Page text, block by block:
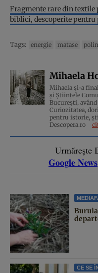
Fragmente rare din
biblici, descoperite
Tags: energie matase
Mihaela
Mihaela și-a
și Științele
București,
Curiozitatea,
pentru istorie,
Descopera.ro
Urmărește
Google News
CE SE